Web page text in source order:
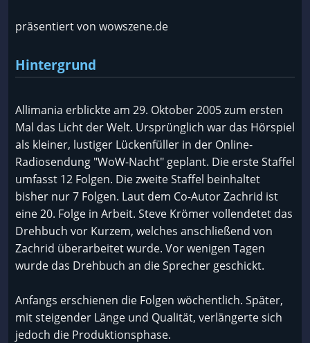
präsentiert von wowszene.de
Hintergrund
Allimania erblickte am 29. Oktober 2005 zum ersten
Mal das Licht der Welt. Ursprünglich war das Hörspiel
als kleiner, lustiger Lückenfüller in der Online-
Radiosendung "WoW-Nacht" geplant. Die erste Staffel
umfasst 12 Folgen. Die zweite Staffel beinhaltet
bisher nur 7 Folgen. Laut dem Co-Autor Zachrid ist
eine 20. Folge in Arbeit. Steve Krömer vollendetet das
Drehbuch vor Kurzem, welches anschließend von
Zachrid überarbeitet wurde. Vor wenigen Tagen
wurde das Drehbuch an die Sprecher geschickt.
Anfangs erschienen die Folgen wöchentlich. Später,
mit steigender Länge und Qualität, verlängerte sich
jedoch die Produktionsphase.